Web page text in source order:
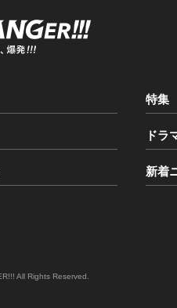
特集
ドラ
新着
All Rights Reserved.